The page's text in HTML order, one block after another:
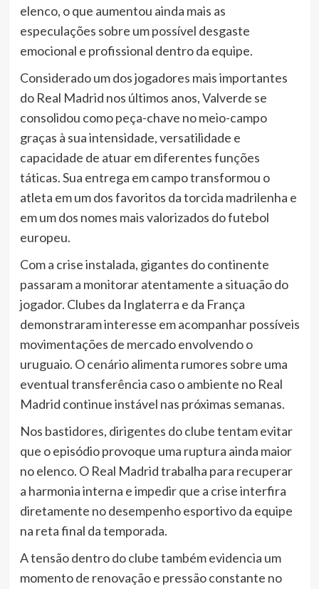
elenco, o que aumentou ainda mais as
especulações sobre um possível desgaste
emocional e profissional dentro da equipe.
Considerado um dos jogadores mais importantes
do Real Madrid nos últimos anos, Valverde se
consolidou como peça-chave no meio-campo
graças à sua intensidade, versatilidade e
capacidade de atuar em diferentes funções
táticas. Sua entrega em campo transformou o
atleta em um dos favoritos da torcida madrilenha e
em um dos nomes mais valorizados do futebol
europeu.
Com a crise instalada, gigantes do continente
passaram a monitorar atentamente a situação do
jogador. Clubes da Inglaterra e da França
demonstraram interesse em acompanhar possíveis
movimentações de mercado envolvendo o
uruguaio. O cenário alimenta rumores sobre uma
eventual transferência caso o ambiente no Real
Madrid continue instável nas próximas semanas.
Nos bastidores, dirigentes do clube tentam evitar
que o episódio provoque uma ruptura ainda maior
no elenco. O Real Madrid trabalha para recuperar
a harmonia interna e impedir que a crise interfira
diretamente no desempenho esportivo da equipe
na reta final da temporada.
A tensão dentro do clube também evidencia um
momento de renovação e pressão constante no